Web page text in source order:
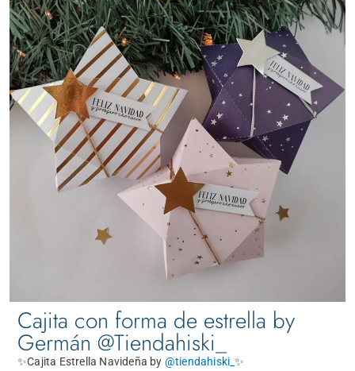
Cajita con forma de estrella by
Germán @Tiendahiski_
✨Cajita Estrella Navideña by @tiendahiski_✨